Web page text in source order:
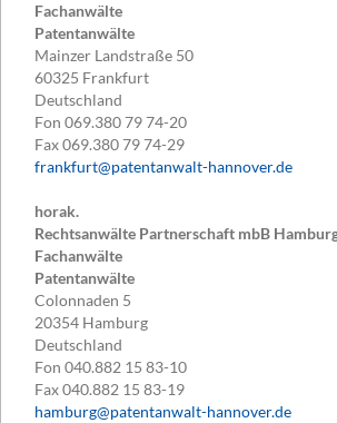
Fachanwälte
Patentanwälte
Mainzer Landstraße 50
60325 Frankfurt
Deutschland
Fon 069.380 79 74-20
Fax069.380 79 74-29
frankfurt@patentanwalt-hannover.de
horak.
Rechtsanwälte Partnerschaft mbB
Fachanwälte
Patentanwälte
Colonnaden 5
20354 Hamburg
Deutschland
Fon 040.882 15 83-10
Fax040.882 15 83-19
hamburg@patentanwalt-hannover.de